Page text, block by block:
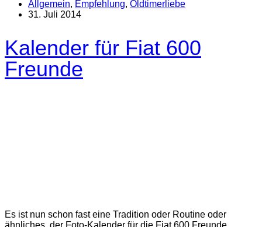
Allgemein, Empfehlung, Oldtimerliebe
31. Juli 2014
Kalender für Fiat 600
Freunde
Es ist nun schon fast eine Tradition oder Routine oder
ähnliches, der Foto-Kalender für die Fiat 600 Freunde